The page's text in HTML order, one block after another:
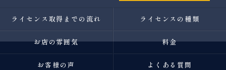
ライセンス取得までの流れ ライセンスの種類
お店の雰囲気 料金
お客様の声 よくある質問